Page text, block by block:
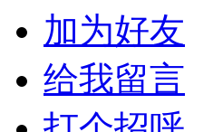
加为好友
给我留言